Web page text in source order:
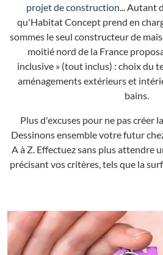
projet de construction... Autant
qu'Habitat Concept prend en
sommes le seul constructeur de
moitié nord de la France
inclusive » (tout inclus) : choix du
aménagements extérieurs et
bains.
Plus d'excuses pour ne pas créer
Dessinons ensemble votre futur
A à Z. Effectuez sans plus attendre
précisant vos critères, tels que la